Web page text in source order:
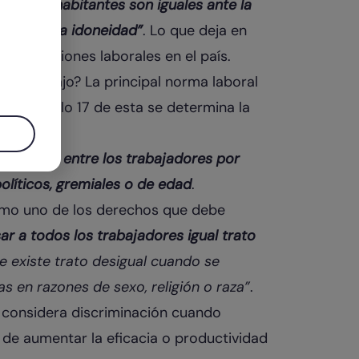
los habitantes son iguales ante la
que la idoneidad”. Lo que deja en
relaciones laborales en el país.
al trabajo? La principal norma laboral
el artículo 17 de esta se determina la
entre los trabajadores por
gremiales o de edad.
uno de los derechos que debe
a todos los trabajadores igual trato
existe trato desigual cuando se
en razones de sexo, religión o raza”.
discriminación cuando
aumentar la eficacia o productividad